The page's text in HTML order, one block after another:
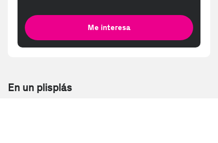
Me interesa
En un plisplás